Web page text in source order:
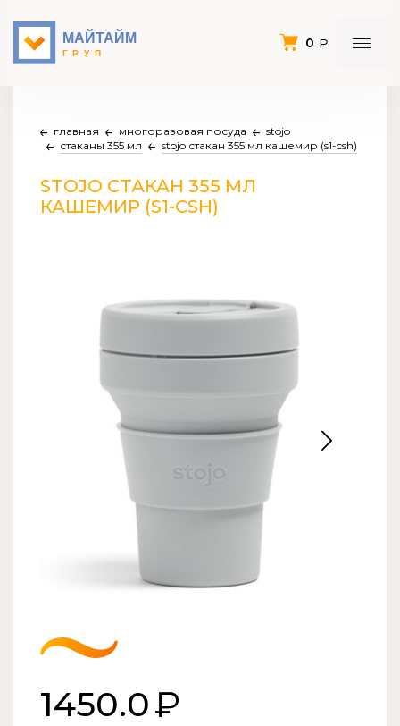
0
главная многоразовая посуда
stojo
стаканы 355 мл
stojo стакан 355 мл кашемир (s1-csh)
STOJO СТАКАН 355 МЛ
КАШЕМИР (S1-CSH)
1450.0